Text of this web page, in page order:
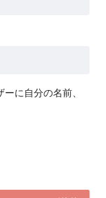
に自分の名前、